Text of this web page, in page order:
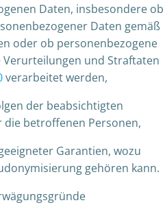
Daten, insbesondere ob
Daten gemäß
oder ob personenbezogene
und Straftaten
verarbeitet werden,
der beabsichtigten
betroffenen Personen,
Garantien, wozu
gehören kann.